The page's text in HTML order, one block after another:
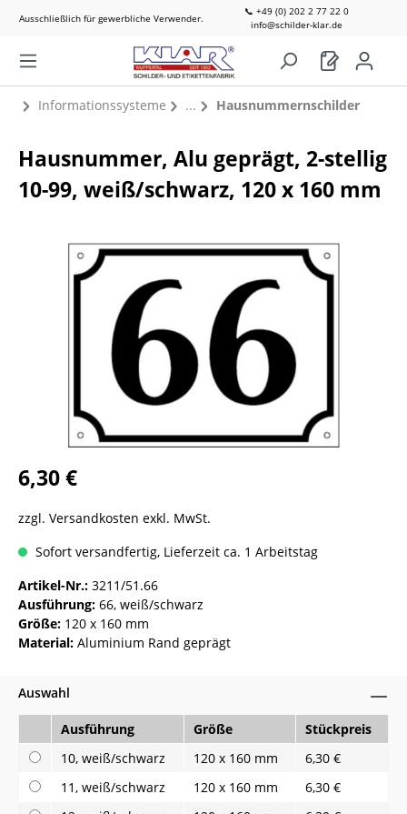
Ausschließlich für gewerbliche Verwender.
📞 +49 (0) 202 2 77 22 0
info@schilder-klar.de
Informationssysteme Hausnummernschilder
Hausnummer, Alu geprägt, 2-stellig
10-99, weiß/schwarz, 120 x 160 mm
6,30 €
zzgl. Versandkosten exkl. MwSt.
Sofort versandfertig, Lieferzeit ca. 1 Arbeitstag
Artikel-Nr.: 3211/51.66
Ausführung: 66, weiß/schwarz
Größe: 120 x 160 mm
Material: Aluminium Rand geprägt
Auswahl
Ausführung Größe
Stückpreis
10, weiß/schwarz
120 x 160 mm
6,30 €
11, weiß/schwarz
120 x 160 mm
6,30 €